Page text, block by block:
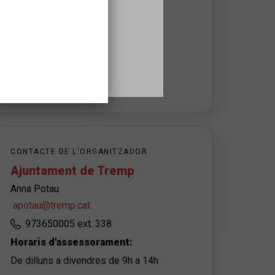
CONTACTE DE L'ORGANITZADOR
Ajuntament de Tremp
Anna Potau
apotau@tremp.cat
973650005 ext. 338
Horaris d'assessorament:
De dilluns a divendres de 9h a 14h